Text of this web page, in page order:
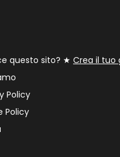
questo sito? ★ Crea il tuo
Policy
Policy